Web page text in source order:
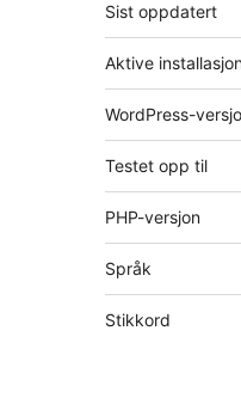
Sist oppdatert
Aktive
WordPress-
Testet opp til
PHP-versjon
Språk
Stikkord